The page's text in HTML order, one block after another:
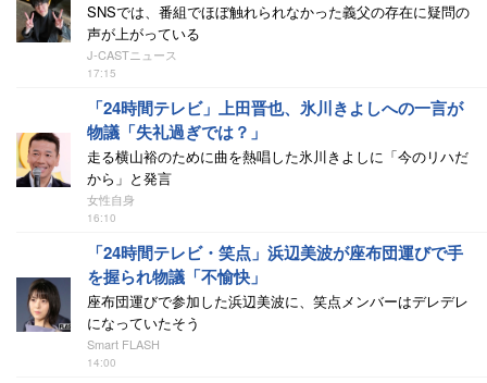
SNSでは、番組でほぼ触れられなかった義父の存在に疑問の
声が上がっている
J-CASTニュース
17:15
「24時間テレビ」上田晋也、氷川きよしへの一言が
物議「失礼過ぎでは？」
走る横山裕のために曲を熱唱した氷川きよしに「今のリハだ
から」と発言
女性自身
16:10
「24時間テレビ・笑点」浜辺美波が座布団運びで手
を握られ物議「不愉快」
座布団運びで参加した浜辺美波に、笑点メンバーはデレデレ
になっていたそう
Smart FLASH
14:00